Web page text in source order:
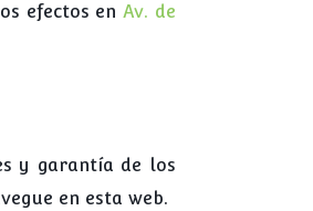
efectos enAv. de
y garantía de los
en esta web.